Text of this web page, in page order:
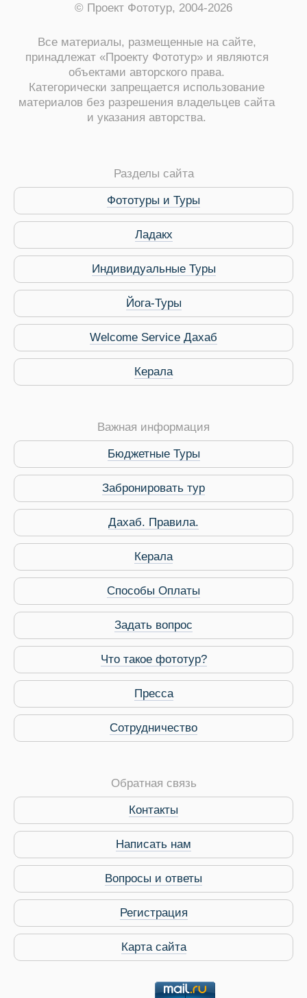
Дахаб
Путеводитель по
Виза в Индию
© Проект Фототур, 2004-2026
Все материалы, размещенные на сайте,
принадлежат «Проекту Фототур» и являются
объектами авторского права.
Категорически запрещается использование
материалов без разрешения владельцев сайта
и указания авторства.
Разделы сайта
Фототуры и Туры
Ладакх
Индивидуальные Туры
Йога-Туры
Welcome Service Дахаб
Керала
Важная информация
Бюджетные Туры
Забронировать тур
Дахаб. Правила.
Керала
Способы Оплаты
Задать вопрос
Что такое фототур?
Пресса
Сотрудничество
Обратная связь
Контакты
Написать нам
Вопросы и ответы
Регистрация
Карта сайта